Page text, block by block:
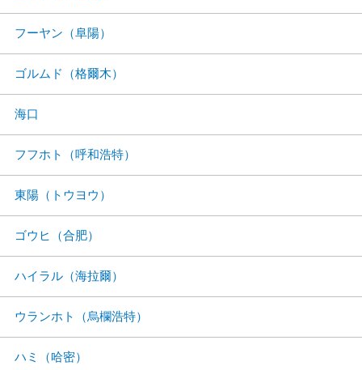
フーヤン（阜陽）
ゴルムド（格爾木）
海口
フフホト（呼和浩特）
東陽（トウヨウ）
ゴウヒ（合肥）
ハイラル（海拉爾）
ウランホト（烏欄浩特）
ハミ（哈密）